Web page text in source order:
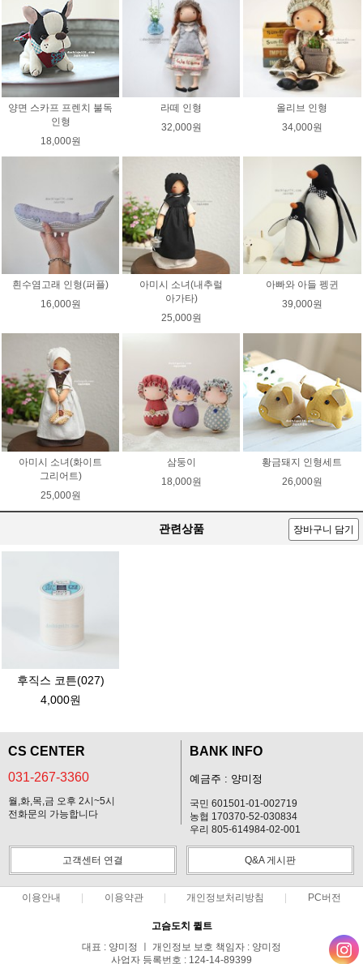
양면 스카프 프렌치 불독
인형
18,000원
라떼 인형
32,000원
올리브 인형
34,000원
흰수염고래 인형(퍼플)
16,000원
아미시 소녀(내추럴
아가타)
25,000원
아빠와 아들 펭귄
39,000원
아미시 소녀(화이트
그리어트)
25,000원
삼둥이
18,000원
황금돼지 인형세트
26,000원
관련상품 장바구니 담기
후직스 코튼(027)
4,000원
CS CENTER
031-267-3360
월,화,목,금 오후 2시~5시
전화문의 가능합니다
BANK INFO
예금주 : 양미정
국민 601501-01-002719
농협 170370-52-030834
우리 805-614984-02-001
고객센터 연결 Q&A 게시판
이용안내 이용약관 개인정보처리방침 PC버전
고슴도치 퀼트
대표 : 양미정 ㅣ 개인정보 보호 책임자 : 양미정
사업자 등록번호 : 124-14-89399